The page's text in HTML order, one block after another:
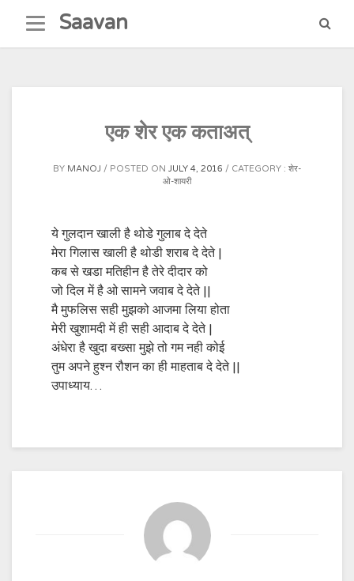
content
Saavan
एक शेर एक कताअत्
BY MANOJ POSTED ON JULY 4, 2016 CATEGORY : शेर-
ओ-शायरी
ये गुलदान खाली है थोडे गुलाब दे देते
मेरा गिलास खाली है थोडी शराब दे देते |
कब से खडा मतिहीन है तेरे दीदार को
जो दिल में है ओ सामने जवाब दे देते ||
मै मुफलिस सही मुझको आजमा लिया होता
मेरी खुशामदी में ही सही आदाब दे देते |
अंधेरा है खुदा बख्सा मुझे तो गम नही कोई
तुम अपने हुश्न रौशन का ही माहताब दे देते ||
उपाध्याय…